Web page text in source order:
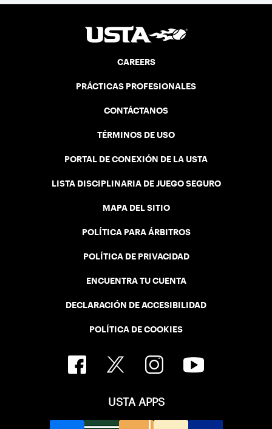
CAREERS
PRÁCTICAS PROFESIONALES
CONTÁCTANOS
TÉRMINOS DE USO
PORTAL DE CONEXIÓN DE LA USTA
LISTA DISCIPLINARIA DE JUEGO SEGURO
MAPA DEL SITIO
POLÍTICA PARA ÁRBITROS
POLÍTICA DE PRIVACIDAD
ENCUENTRA TU CUENTA
DECLARACIÓN DE ACCESIBILIDAD
POLÍTICA DE COOKIES
USTA APPS